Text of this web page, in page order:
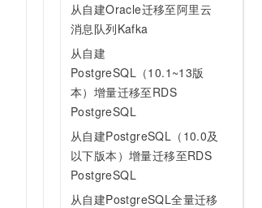
从自建Oracle迁移至阿里云
消息队列Kafka
从自建
PostgreSQL（10.1~13版
本）增量迁移至RDS
PostgreSQL
从自建PostgreSQL（10.0及
以下版本）增量迁移至RDS
PostgreSQL
从自建PostgreSQL全量迁移